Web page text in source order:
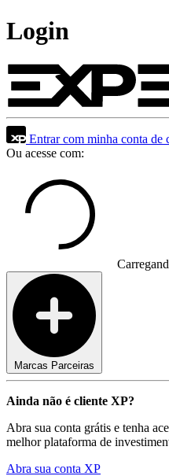
Login
Entrar com minha conta de
Ou acesse com:
Marcas Parceiras
Ainda não é cliente XP?
Abra sua conta grátis e tenha
melhor plataforma de
Abra sua conta XP